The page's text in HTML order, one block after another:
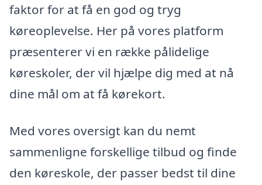
faktor for at få en god og tryg
køreoplevelse. Her på vores platform
præsenterer vi en række pålidelige
køreskoler, der vil hjælpe dig med at nå
dine mål om at få kørekort.
Med vores oversigt kan du nemt
sammenligne forskellige tilbud og finde
den køreskole, der passer bedst til dine